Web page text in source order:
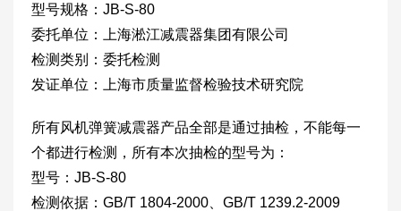
型号规格：JB-S-80
委托单位：上海淞江减震器集团有限公司
检测类别：委托检测
发证单位：上海市质量监督检验技术研究院
所有风机弹簧减震器产品全部是通过抽检，不能每一
个都进行检测，所有本次抽检的型号为：
型号：JB-S-80
检测依据：GB/T 1804-2000、GB/T 1239.2-2009